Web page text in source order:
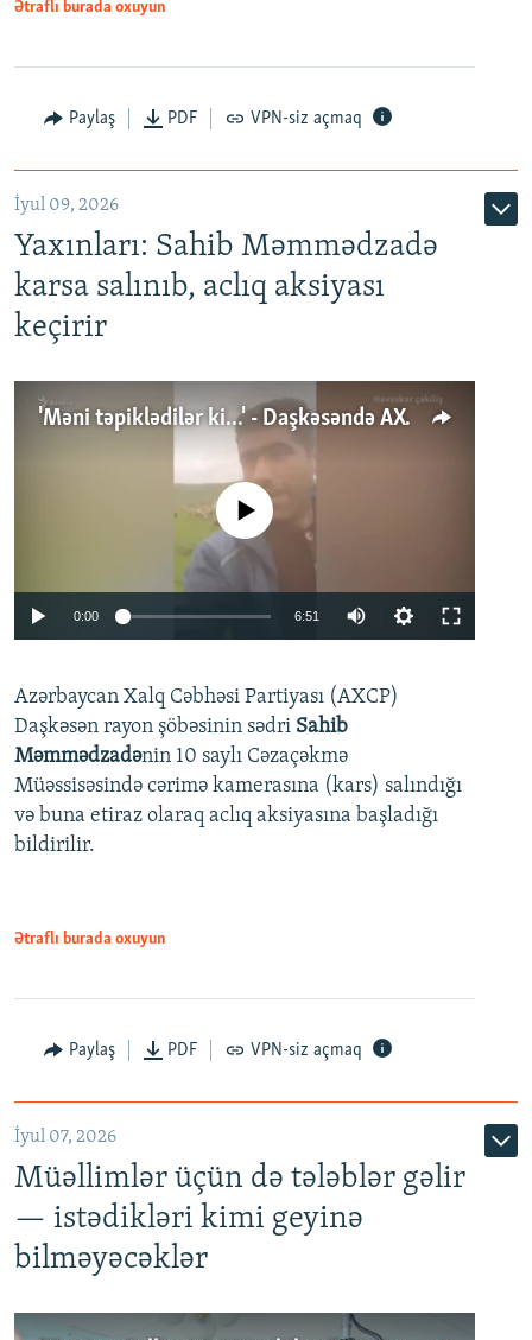
Ətraflı burada oxuyun
Paylaş PDF VPN-siz açmaq
İyul 09, 2026
Yaxınları: Sahib Məmmədzadə
karsa salınıb, aclıq aksiyası
keçirir
'Məni təpiklədilər ki...' - Daşkəsəndə AXCP fəalının yaxınları onun həbsinə etiraz edirlər
Auto 240p 360p
720p 1080p
No media source currently available
0:00 6:51
360p
720p
1080p
Azərbaycan Xalq Cəbhəsi Partiyası (AXCP)
Daşkəsən rayon şöbəsinin sədri Sahib
Məmmədzadənin 10 saylı Cəzaçəkmə
Müəssisəsində cərimə kamerasına (kars) salındığı
və buna etiraz olaraq aclıq aksiyasına başladığı
bildirilir.
Ətraflı burada oxuyun
Paylaş PDF VPN-siz açmaq
İyul 07, 2026
Müəllimlər üçün də tələblər gəlir
— istədikləri kimi geyinə
bilməyəcəklər